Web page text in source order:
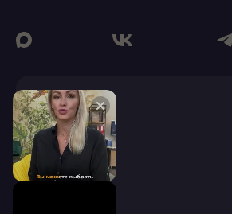
О КОМПАНИИ
ДИЗАЙНЕРАМ
ПОКУПАТЕЛЯМ